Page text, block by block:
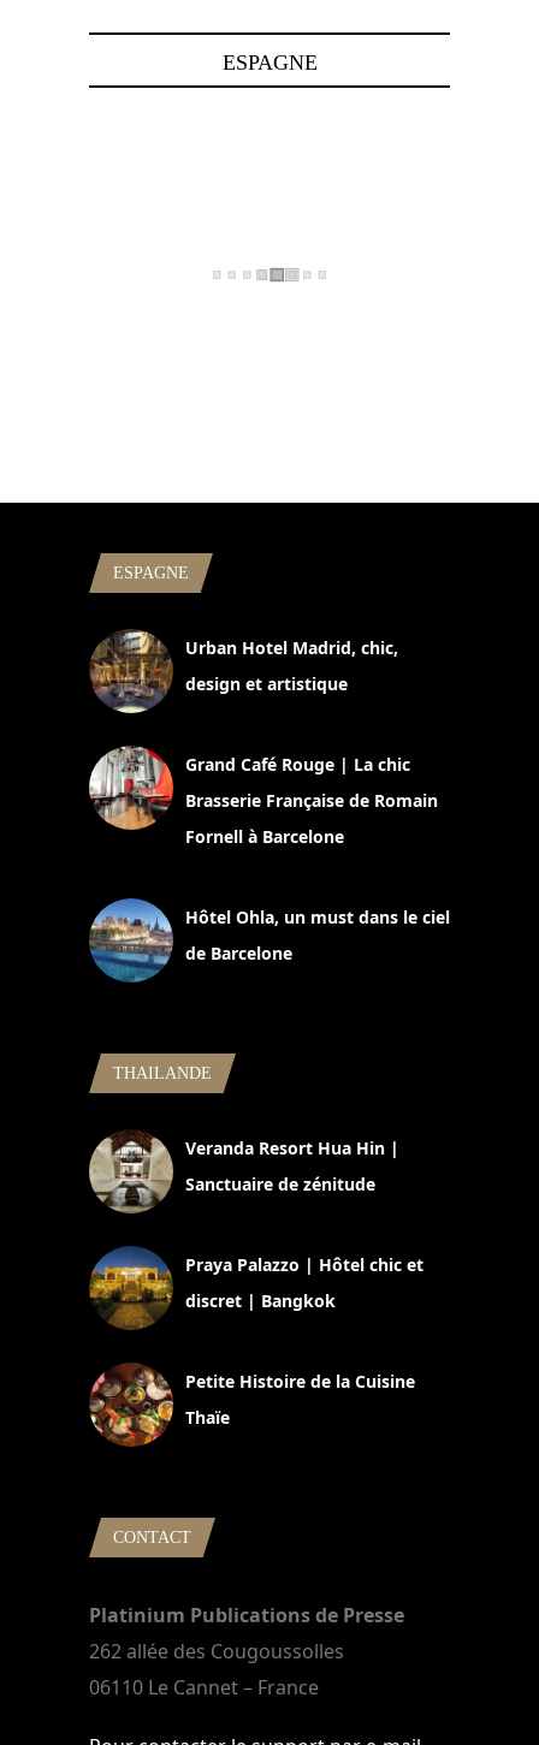
ESPAGNE
ESPAGNE
Urban Hotel Madrid, chic,
design et artistique
Grand Café Rouge | La chic
Brasserie Française de Romain
Fornell à Barcelone
Hôtel Ohla, un must dans le ciel
de Barcelone
THAILANDE
Veranda Resort Hua Hin |
Sanctuaire de zénitude
Praya Palazzo | Hôtel chic et
discret | Bangkok
Petite Histoire de la Cuisine
Thaïe
CONTACT
Platinium Publications de Presse
262 allée des Cougoussolles
06110 Le Cannet – France